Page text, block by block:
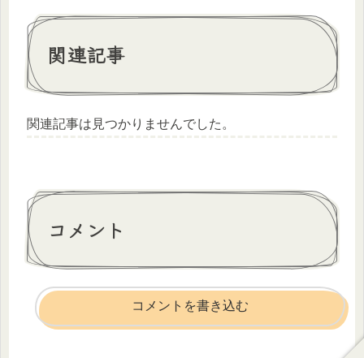
関連記事
関連記事は見つかりませんでした。
コメント
コメントを書き込む